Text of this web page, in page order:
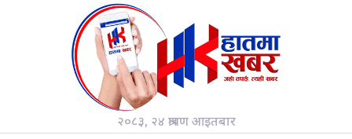
२०८३, २४ श्रावण आइतबार